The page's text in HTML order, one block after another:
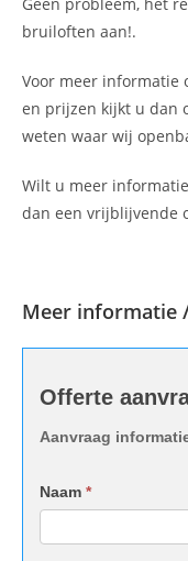
bruiloften aan!.
Voor meer informatie
en prijzen kijkt u dan
weten waar wij
Wilt u meer
dan een vrijblijvende
Meer informatie
Offerte
Offerte
Aanvraag
Naam *